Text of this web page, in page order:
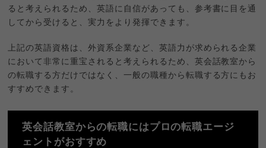
ると考えられるため、英語に自信があっても、参考書に目を通
してから受けると、実力をより発揮できます。
上記の英語資格は、外資系企業など、英語力が求められる企業
において非常に重宝されると考えられるため、英会話教室から
の転職する方だけではなく、一般の職種から転職する方にもお
すすめできます。
英会話教室からの転職にはプロの転職エージ
ェントがおすすめ